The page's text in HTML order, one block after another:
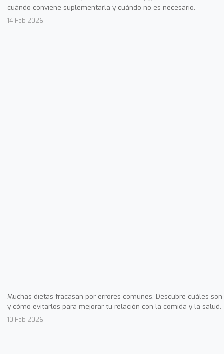
cuándo conviene suplementarla y cuándo no es necesario.
14 Feb 2026
Muchas dietas fracasan por errores comunes. Descubre cuáles son
y cómo evitarlos para mejorar tu relación con la comida y la salud.
10 Feb 2026